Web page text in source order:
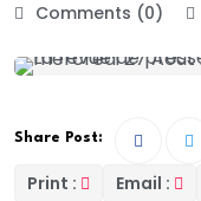
Comments (0)
Share Post:
Print : Email :